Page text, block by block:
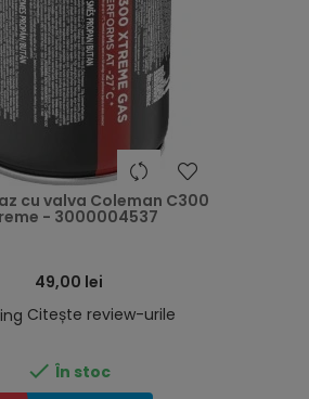
heart
cu valva Coleman C300
- 3000004537
49,00 lei
Citește review-urile
 În stoc